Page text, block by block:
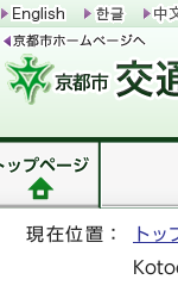
ップページ
現在位置： トッ